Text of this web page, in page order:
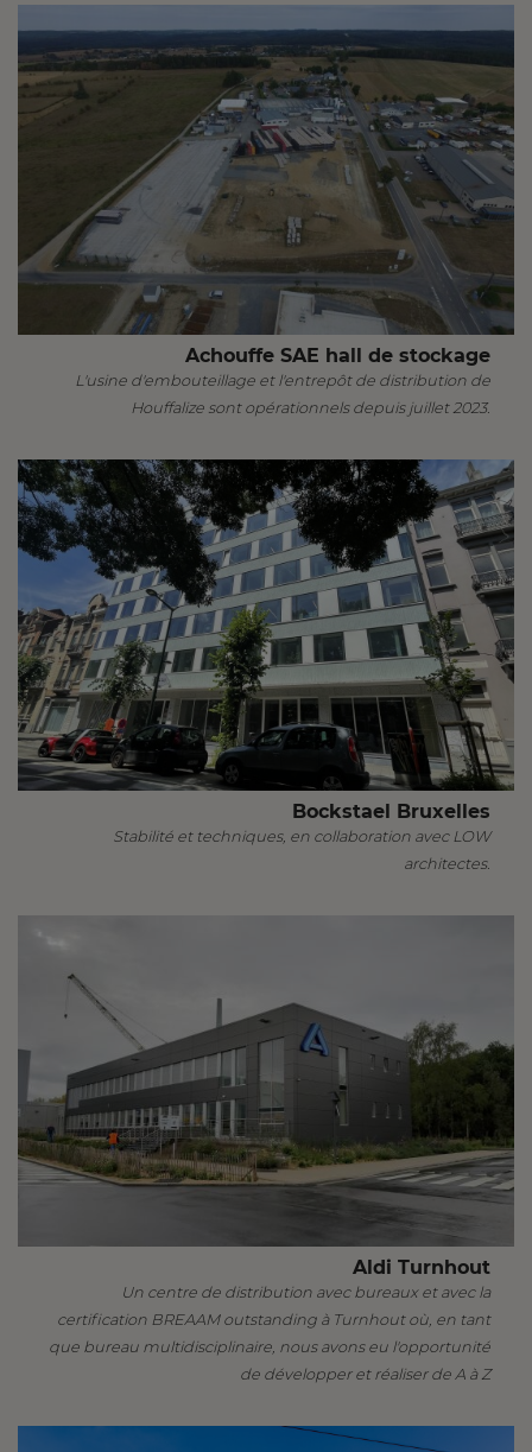
Achouffe SAE hall de stockage
L'usine d'embouteillage et l'entrepôt de distribution de
Houffalize sont opérationnels depuis juillet 2023.
Bockstael Bruxelles
Stabilité et techniques, en collaboration avec LOW
architectes.
Aldi Turnhout
Un centre de distribution avec bureaux et avec la
certification BREAAM outstanding à Turnhout où, en tant
que bureau multidisciplinaire, nous avons eu l'opportunité
de développer et réaliser de A à Z